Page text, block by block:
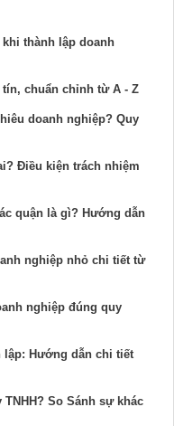
thành lập doanh
tín, chuẩn chỉnh từ A - Z
doanh nghiệp? Quy
Điều kiện trách nhiệm
quận là gì? Hướng dẫn
nghiệp nhỏ chi tiết từ
nghiệp đúng quy
Hướng dẫn chi tiết
So Sánh sự khác